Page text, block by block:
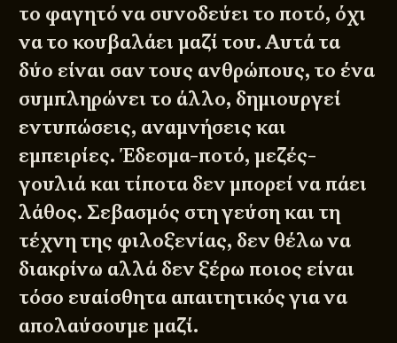
το φαγητό να συνοδεύει το ποτό, όχι
να το κουβαλάει μαζί του. Αυτά τα
δύο είναι σαν τους ανθρώπους, το ένα
συμπληρώνει το άλλο, δημιουργεί
εντυπώσεις, αναμνήσεις και
εμπειρίες. Έδεσμα-ποτό, μεζές-
γουλιά και τίποτα δεν μπορεί να πάει
λάθος. Σεβασμός στη γεύση και τη
τέχνη της φιλοξενίας, δεν θέλω να
διακρίνω αλλά δεν ξέρω ποιος είναι
τόσο ευαίσθητα απαιτητικός για να
απολαύσουμε μαζί.